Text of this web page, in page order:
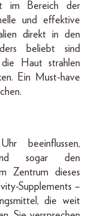
im Bereich der
und effektive
direkt in den
beliebt sind
die Haut strahlen
Ein Must-have
beeinflussen,
sogar den
Zentrum dieses
­Supplements –
die weit